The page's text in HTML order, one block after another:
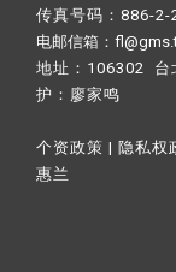
传真号码：886-2-
电邮信箱：
地址：106302 台
护： 廖家鸣​
个资政策 | 隐私权
惠兰